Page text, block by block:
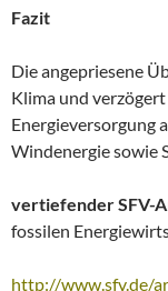
Fazit
Die angepriesene
Klima und
Energieversorgung
Windenergie sowie
vertiefender SFV-
fossilen
http://www.sfv.de/